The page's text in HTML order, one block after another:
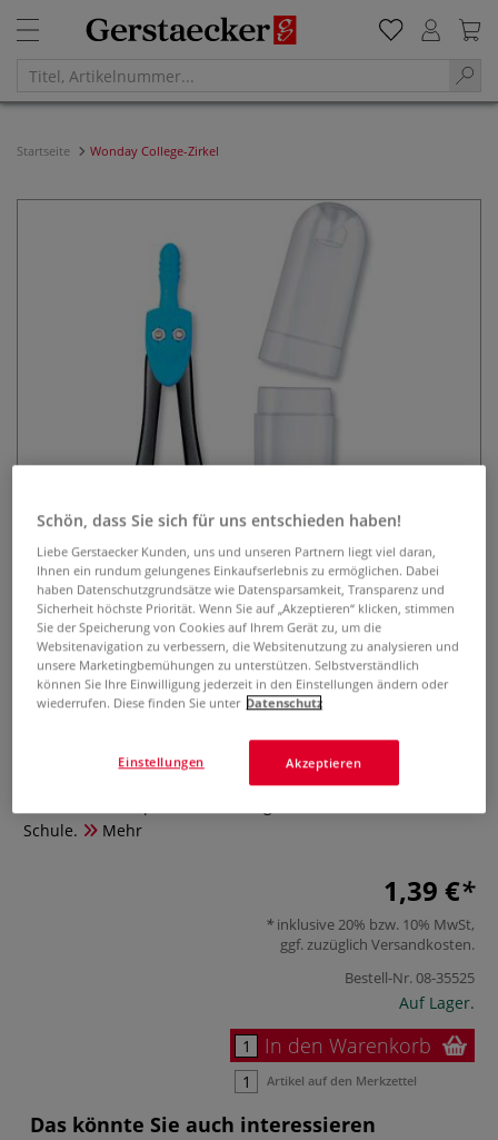
Startseite Wonday College-Zirkel
Wonday College-Zirkel
0 Bewertungen
Der Wonday College-Zirkel ist ein strapazierfähiger Zirkel
Schule.
Mehr
1,39 €
inklusive 20% bzw. 10% MwSt,
ggf. zuzüglich Versandkosten.
Bestell-Nr.08-35525
Auf Lager.
In den Warenkorb
Artikel auf den Merkzettel
Das könnte Sie auch interessieren
Schön, dass Sie sich für uns entschieden haben!
Liebe Gerstaecker Kunden, uns und unseren Partnern liegt viel daran,
Ihnen ein rundum gelungenes Einkaufserlebnis zu ermöglichen. Dabei
haben Datenschutzgrundsätze wie Datensparsamkeit, Transparenz und
Sicherheit höchste Priorität. Wenn Sie auf „Akzeptieren“ klicken, stimmen
Sie der Speicherung von Cookies auf Ihrem Gerät zu, um die
Websitenavigation zu verbessern, die Websitenutzung zu analysieren und
unsere Marketingbemühungen zu unterstützen. Selbstverständlich
können Sie Ihre Einwilligung jederzeit in den Einstellungen ändern oder
wiederrufen. Diese finden Sie unter Datenschutz
Akzeptieren
Einstellungen